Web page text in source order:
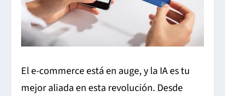
El e-commerce está en auge, y la IA es tu
mejor aliada en esta revolución. Desde